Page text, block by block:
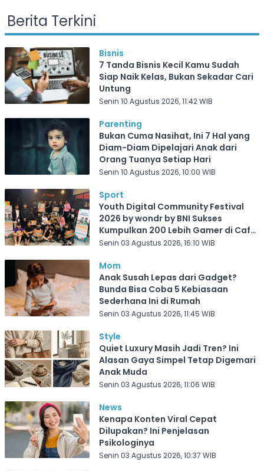
Berita Terkini
Bisnis
7 Tanda Bisnis Kecil Kamu Sudah
Siap Naik Kelas, Bukan Sekadar Cari
Untung
Senin 10 Agustus 2026, 11:42 WIB
Parenting
Bukan Cuma Nasihat, Ini 7 Hal yang
Diam-Diam Dipelajari Anak dari
Orang Tuanya Setiap Hari
Senin 10 Agustus 2026, 10:00 WIB
Sport
Youth Digital Community Festival
2026 by wondr by BNI Sukses
Kumpulkan 200 Lebih Gamer di Cafe
Frekuensi Depok
Senin 03 Agustus 2026, 16:10 WIB
Mom
Anak Susah Lepas dari Gadget?
Bunda Bisa Coba 5 Kebiasaan
Sederhana Ini di Rumah
Senin 03 Agustus 2026, 11:45 WIB
Style
Quiet Luxury Masih Jadi Tren? Ini
Alasan Gaya Simpel Tetap Digemari
Anak Muda
Senin 03 Agustus 2026, 11:06 WIB
News
Kenapa Konten Viral Cepat
Dilupakan? Ini Penjelasan
Psikologinya
Senin 03 Agustus 2026, 10:37 WIB